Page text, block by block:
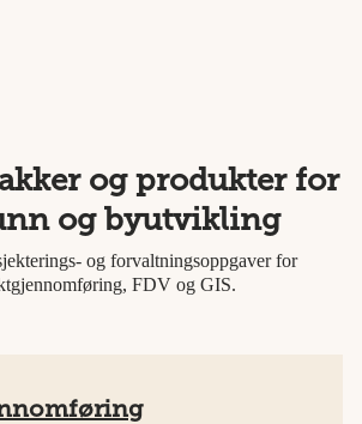
og produkter for
og byutvikling
og forvaltningsoppgaver for
FDV og GIS.